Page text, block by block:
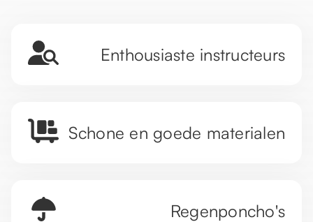
Enthousiaste instructeurs
Schone en goede materialen
Regenponcho's